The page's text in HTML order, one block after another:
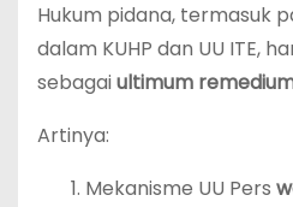
Hukum pidana, termasuk
dalam KUHP dan UU ITE,
sebagaiultimum
Artinya:
Mekanisme UU Pers